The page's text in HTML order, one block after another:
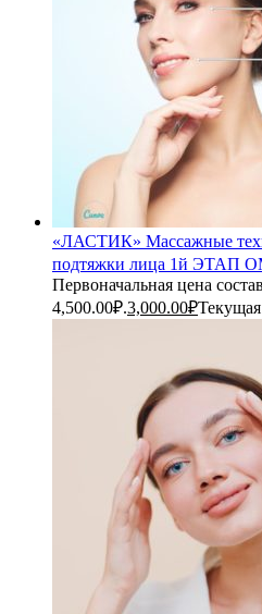
«ЛАСТИК» Массажные
подтяжки лица 1й
Первоначальная цена
4,500.00₽.3,000.00₽